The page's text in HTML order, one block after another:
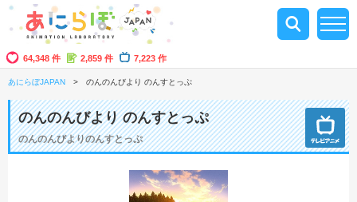
64,348 件 2,859 件 7,223 作
あにらぼJAPAN のんのんびより のんすとっぷ
のんのんびより のんすとっぷ
のんのんびよりのんすとっぷ